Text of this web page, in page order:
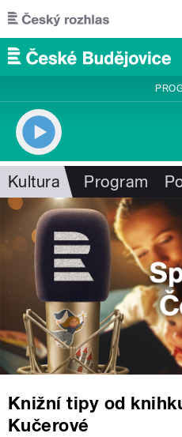
Přejít k hlavnímu obsahu
Kultura Program
Knižní tipy od
Kučerové